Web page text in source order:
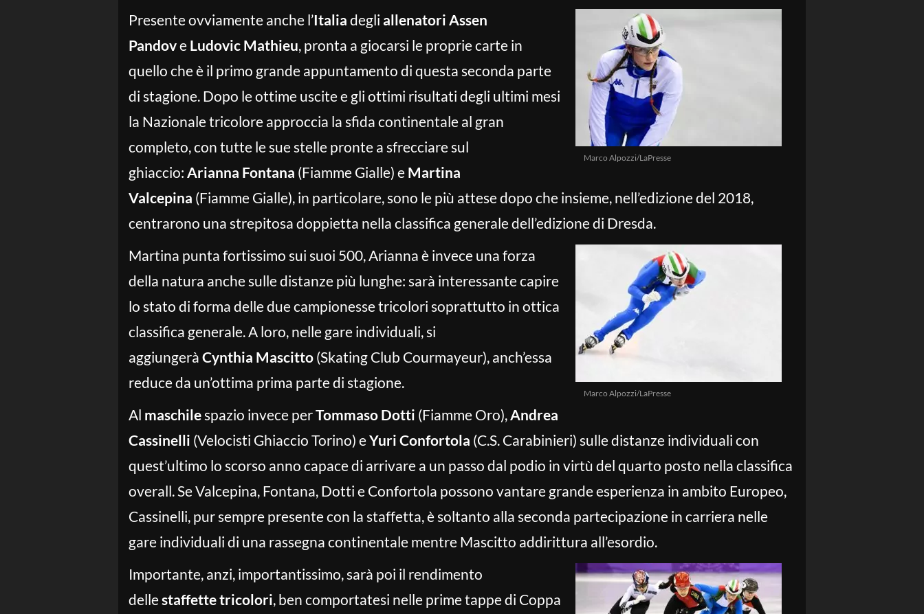
Marco Alpozzi/LaPresse
Presente ovviamente anche l’Italia degli allenatori Assen
Pandove Ludovic Mathieu, pronta a giocarsi le proprie carte in
quello che è il primo grande appuntamento di questa seconda parte
di stagione. Dopo le ottime uscite e gli ottimi risultati degli ultimi mesi
la Nazionale tricolore approccia la sfida continentale al gran
completo, con tutte le sue stelle pronte a sfrecciare sul
ghiaccio: Arianna Fontana (Fiamme Gialle) e Martina
Valcepina (Fiamme Gialle), in particolare, sono le più attese dopo che insieme, nell’edizione del 2018,
centrarono una strepitosa doppietta nella classifica generale dell’edizione di Dresda.
Marco Alpozzi/LaPresse
Martina punta fortissimo sui suoi 500, Arianna è invece una forza
della natura anche sulle distanze più lunghe: sarà interessante capire
lo stato di forma delle due campionesse tricolori soprattutto in ottica
classifica generale. A loro, nelle gare individuali, si
aggiungerà Cynthia Mascitto (Skating Club Courmayeur), anch’essa
reduce da un’ottima prima parte di stagione.
Al maschilespazio invece perTommaso Dotti (Fiamme Oro),Andrea
Cassinelli (Velocisti Ghiaccio Torino) eYuri Confortola (C.S. Carabinieri) sulle distanze individuali con
quest’ultimo lo scorso anno capace di arrivare a un passo dal podio in virtù del quarto posto nella classifica
overall. Se Valcepina, Fontana, Dotti e Confortola possono vantare grande esperienza in ambito Europeo,
Cassinelli, pur sempre presente con la staffetta, è soltanto alla seconda partecipazione in carriera nelle
gare individuali di una rassegna continentale mentre Mascitto addirittura all’esordio.
Importante, anzi, importantissimo, sarà poi il rendimento
dellestaffette tricolori, ben comportatesi nelle prime tappe di Coppa